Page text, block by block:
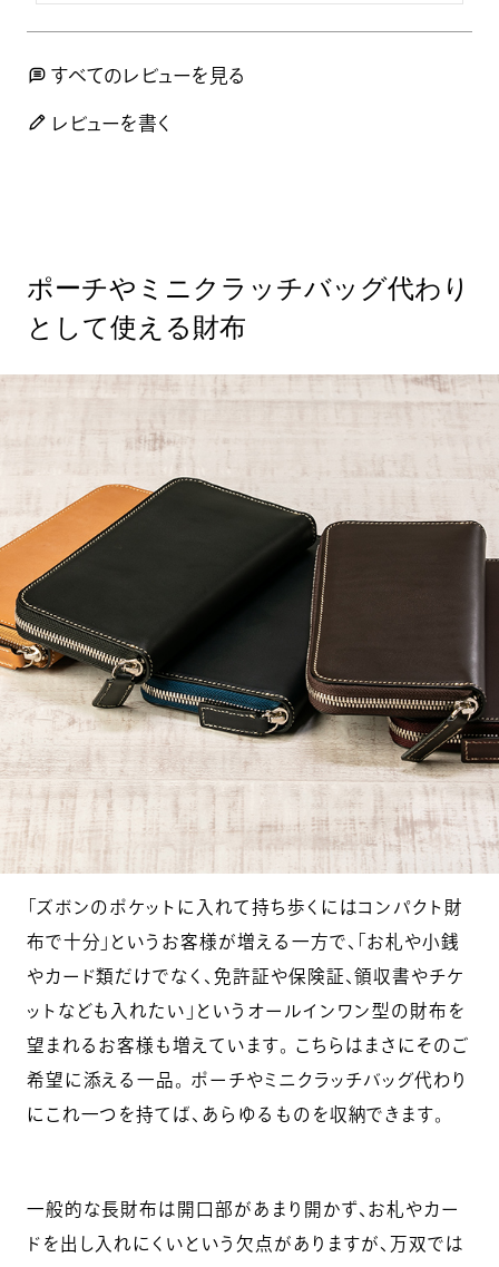
すべてのレビューを見る
レビューを書く
ポーチやミニクラッチバッグ代わり
として使える財布
「ズボンのポケットに入れて持ち歩くにはコンパクト財
布で十分」というお客様が増える一方で、「お札や小銭
やカード類だけでなく、免許証や保険証、領収書やチケ
ットなども入れたい」というオールインワン型の財布を
望まれるお客様も増えています。 こちらはまさにそのご
希望に添える一品。 ポーチやミニクラッチバッグ代わり
にこれ一つを持てば、あらゆるものを収納できます。
一般的な長財布は開口部があまり開かず、お札やカー
ドを出し入れにくいという欠点がありますが、万双では